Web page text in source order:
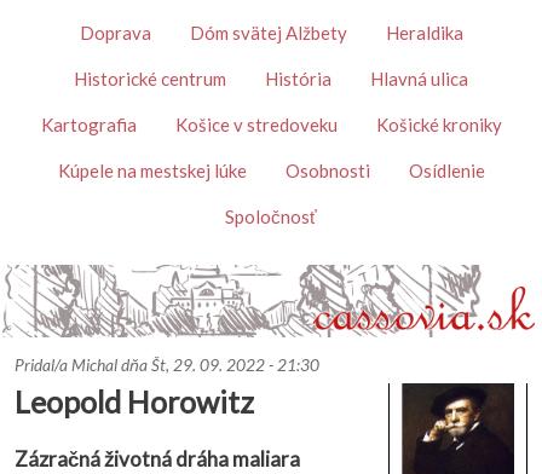
TémyDoprava Dóm svätej Alžbety Heraldika
Historické centrum História Hlavná ulica
Kartografia Košice v stredoveku Košické kroniky
Kúpele na mestskej lúke Osobnosti Osídlenie
Spoločnosť
Pridal/a MichaldňaŠt, 29. 09. 2022 - 21:30
Leopold Horowitz
Zázračná životná dráha maliara